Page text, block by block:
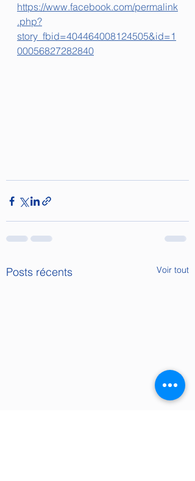
https://www.facebook.com/permalink
.php?
story_fbid=404464008124505&id=1
00056827282840
Posts récents Voir tout